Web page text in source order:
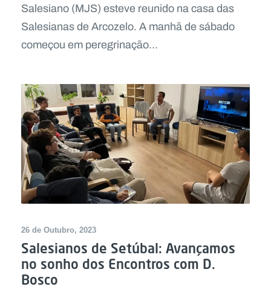
Salesiano (MJS) esteve reunido na casa das
Salesianas de Arcozelo. A manhã de sábado
começou em peregrinação...
26 de Outubro, 2023
Salesianos de Setúbal: Avançamos
no sonho dos Encontros com D.
Bosco